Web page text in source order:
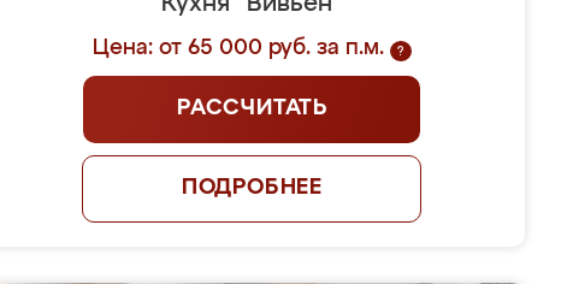
Цена: от 65 000 руб. за п.м. ?
РАССЧИТАТЬ
ПОДРОБНЕЕ